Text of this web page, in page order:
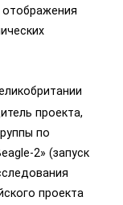
проекта,
по
2» (запуск
проекта